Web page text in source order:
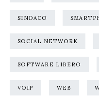
SINDACO
SOCIAL NETWORK
SOFTWARE LIBERO
VOIP WEB